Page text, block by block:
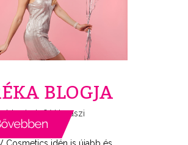
BLOGJA
Cosmetics idén is újabb és